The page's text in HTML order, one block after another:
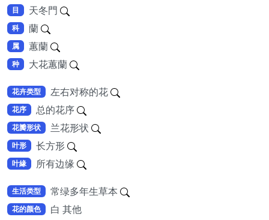
目 天冬門
科 蘭
属 蕙蘭
种 大花蕙蘭
花卉类型 左右对称的花
花序 总的花序
花瓣形状 兰花形状
叶形 长方形
叶緣 所有边缘
生活类型 常绿多年生草本
花的颜色 白 其他